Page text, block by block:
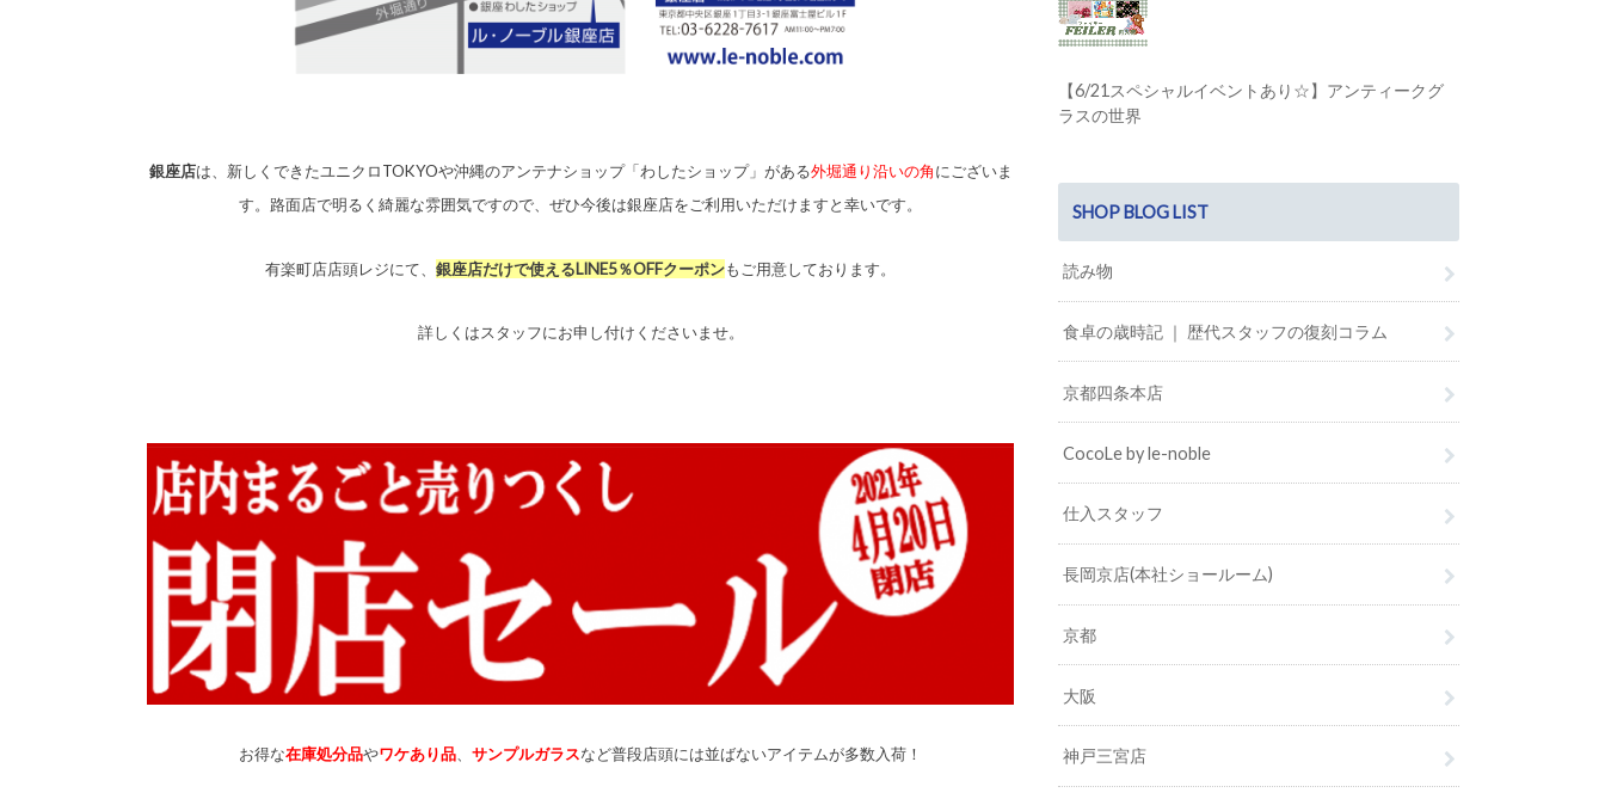
銀座店は、新しくできたユニクロTOKYOや沖縄のアンテナショップ「わしたショップ」がある外堀通り沿いの角にございま
す。 路面店で明るく綺麗な雰囲気ですので、 ぜひ今後は銀座店をご利用いただけますと幸いです。
有楽町店店頭レジにて、 銀座店だけで使えるLINE5％OFFクーポンもご用意しております。
詳しくはスタッフにお申し付けくださいませ。
お得な在庫処分品やワケあり品 サンプルガラスなど普段店頭には並ばないアイテムが多数入荷！
【6/21スペシャルイベントあり☆】アンティークグ
ラスの世界
SHOP BLOG LIST
読み物
食卓の歳時記 ｜ 歴代スタッフの復刻コラム
京都四条本店
CocoLe by le-noble
仕入スタッフ
長岡京店(本社ショールーム)
京都
大阪
神戸三宮店